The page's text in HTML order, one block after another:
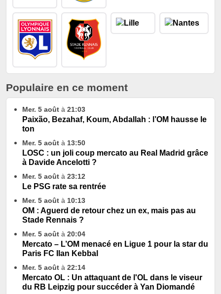
Populaire en ce moment
Mer. 5 août à 21:03
Paixão, Bezahaf, Koum, Abdallah : l’OM hausse le
ton
Mer. 5 août à 13:50
LOSC : un joli coup mercato au Real Madrid grâce
à Davide Ancelotti ?
Mer. 5 août à 23:12
Le PSG rate sa rentrée
Mer. 5 août à 10:13
OM : Aguerd de retour chez un ex, mais pas au
Stade Rennais ?
Mer. 5 août à 20:04
Mercato – L’OM menacé en Ligue 1 pour la star du
Paris FC Ilan Kebbal
Mer. 5 août à 22:14
Mercato OL : Un attaquant de l'OL dans le viseur
du RB Leipzig pour succéder à Yan Diomandé